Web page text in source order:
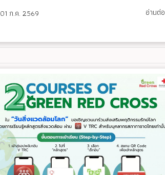
01 ก.ค. 2569 อ่านต่อ